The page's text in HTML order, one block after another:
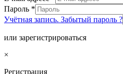
Пароль *
Учётная запись. Забытый пароль ?
или зарегистрироваться
×
Регистрация